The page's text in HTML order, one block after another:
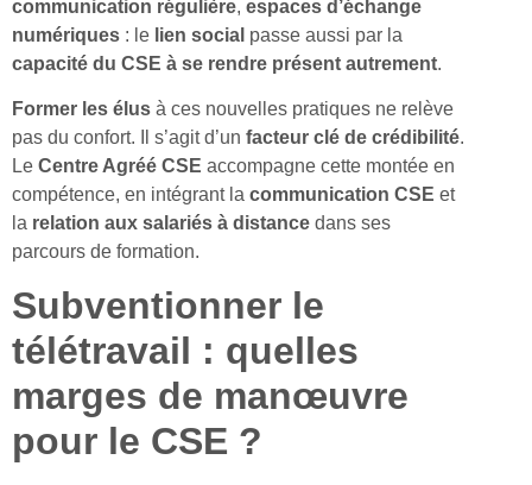
communication régulière, espaces d’échange
numériques : le lien social passe aussi par la
capacité du CSE à se rendre présent autrement.
Former les élus à ces nouvelles pratiques ne relève
pas du confort. Il s’agit d’un facteur clé de crédibilité.
Le Centre Agréé CSE accompagne cette montée en
compétence, en intégrant la communication CSE et
la relation aux salariés à distance dans ses
parcours de formation.
Subventionner le
télétravail : quelles
marges de manœuvre
pour le CSE ?